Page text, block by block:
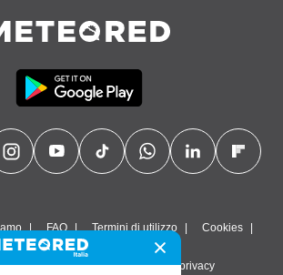
FAQ Termini di utilizzo Cookies
sulla privacy Impostazioni sulla privacy